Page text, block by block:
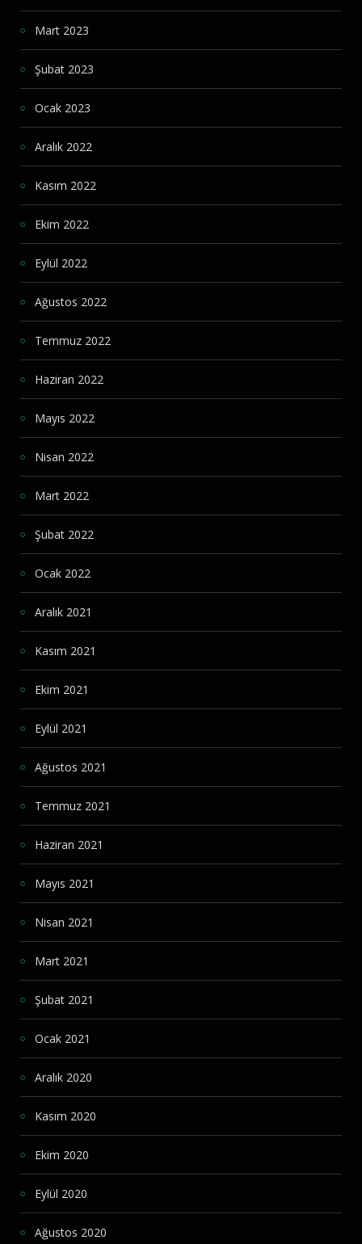
Mart 2023
Şubat 2023
Ocak 2023
Aralık 2022
Kasım 2022
Ekim 2022
Eylül 2022
Ağustos 2022
Temmuz 2022
Haziran 2022
Mayıs 2022
Nisan 2022
Mart 2022
Şubat 2022
Ocak 2022
Aralık 2021
Kasım 2021
Ekim 2021
Eylül 2021
Ağustos 2021
Temmuz 2021
Haziran 2021
Mayıs 2021
Nisan 2021
Mart 2021
Şubat 2021
Ocak 2021
Aralık 2020
Kasım 2020
Ekim 2020
Eylül 2020
Ağustos 2020